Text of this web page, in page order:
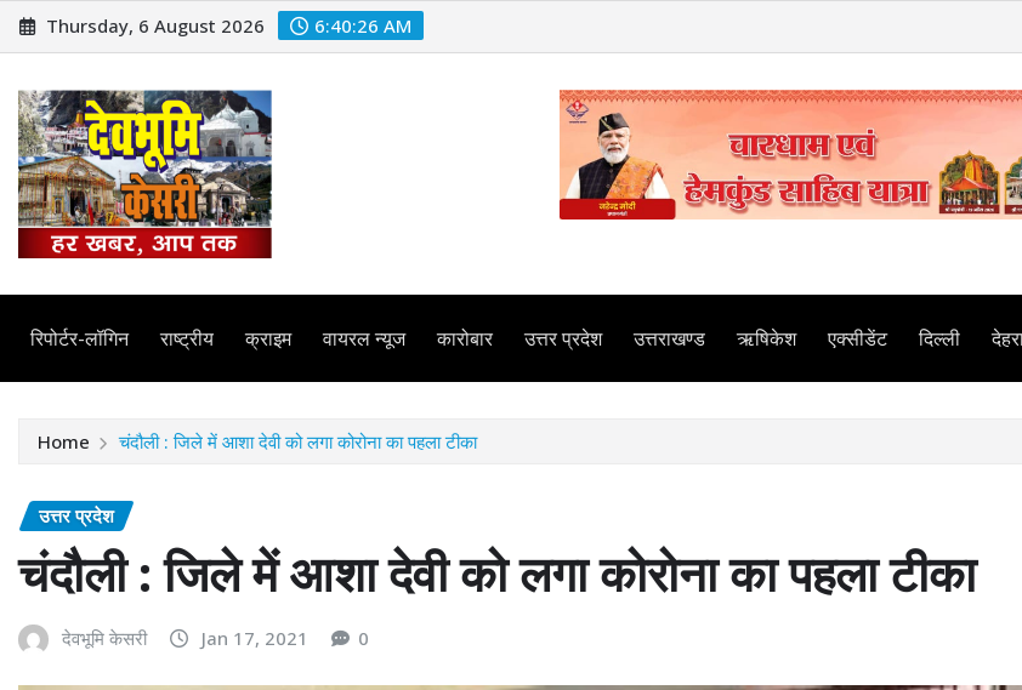
Skip
to
Thursday, 6 August 2026 6:40:28 AM
रिपोर्टर-लॉगिन राष्ट्रीय क्राइम वायरल न्यूज कारोबार उत्तर प्रदेश उत्तराखण्ड ऋषिकेश एक्सीडेंट दिल्ली
Home चंदौली : जिले में आशा देवी को लगा कोरोना का पहला टीका
उत्तर प्रदेश
चंदौली : जिले में आशा देवी को लगा कोरोना का पहला टीका
देवभूमि केसरी Jan 17, 2021 0